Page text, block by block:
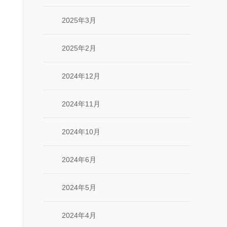
2025年3月
2025年2月
2024年12月
2024年11月
2024年10月
2024年6月
2024年5月
2024年4月